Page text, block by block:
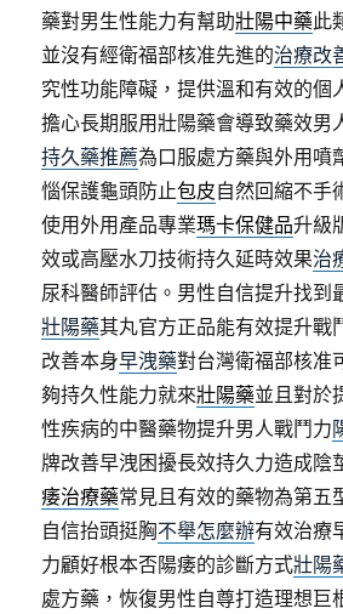
藥對男生性能力有幫助壯陽中藥此
並沒有經衛福部核准先進的治療改
究性功能障礙，提供溫和有效的個
擔心長期服用壯陽藥會導致藥效男
持久藥推薦為口服處方藥與外用噴
惱保護龜頭防止包皮自然回縮不手
使用外用產品專業瑪卡保健品升級
效或高壓水刀技術持久延時效果治
尿科醫師評估。男性自信提升找到
壯陽藥其丸官方正品能有效提升戰
改善本身早洩藥對台灣衛福部核准
夠持久性能力就來壯陽藥並且對於
性疾病的中醫藥物提升男人戰鬥力
牌改善早洩困擾長效持久力造成陰
痿治療藥常見且有效的藥物為第五
自信抬頭挺胸不舉怎麼辦有效治療
力顧好根本否陽痿的診斷方式壯陽
處方藥，恢復男性自尊打造理想巨